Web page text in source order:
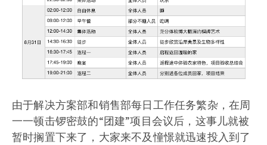
由于解决方案部和销售部每日工作任务繁杂，在周
一一顿击锣密鼓的“团建”项目会议后，这事儿就被
暂时搁置下来了，大家来不及憧憬就迅速投入到了